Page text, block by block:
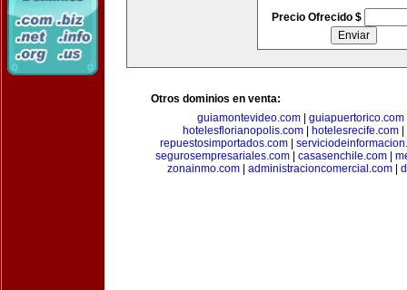
Precio Ofrecido $
Otros dominios en venta:
guiamontevideo.com
guiapuertorico.com
hotelesflorianopolis.com| hotelesrecife.com|
repuestosimportados.com|
segurosempresariales.com| casasenchile.com|
zonainmo.com
administracioncomercial.com